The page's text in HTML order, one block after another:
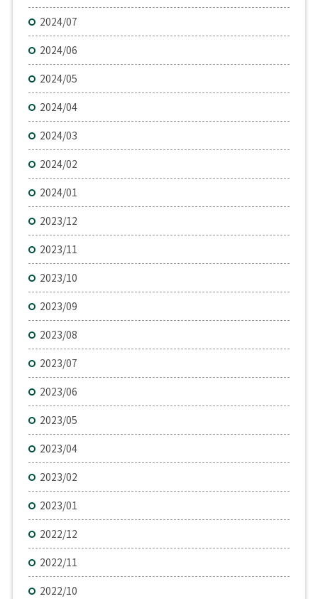
2024/07
2024/06
2024/05
2024/04
2024/03
2024/02
2024/01
2023/12
2023/11
2023/10
2023/09
2023/08
2023/07
2023/06
2023/05
2023/04
2023/02
2023/01
2022/12
2022/11
2022/10